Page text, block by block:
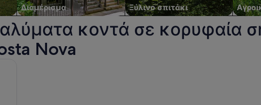
Διαμέρισμα Ξύλινο σπιτάκι
κοντά σε κορυφαία
Nova